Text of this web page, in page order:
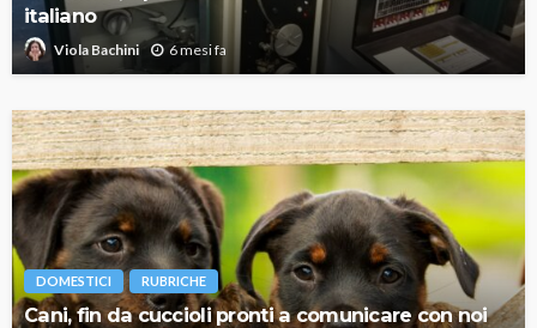
italiano
Viola Bachini 6 mesi fa
DOMESTICI RUBRICHE
Cani, fin da cuccioli pronti a comunicare con noi